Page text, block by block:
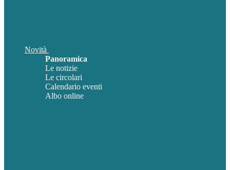
Novità
Panoramica
Le notizie
Le circolari
Calendario eventi
Albo online